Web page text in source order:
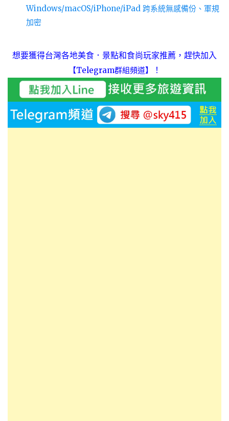
Windows/macOS/iPhone/iPad 跨系統無感備份、軍規
加密
想要獲得台灣各地美食．景點和食尚玩家推薦，趕快加入
【Telegram群組頻道】 ！